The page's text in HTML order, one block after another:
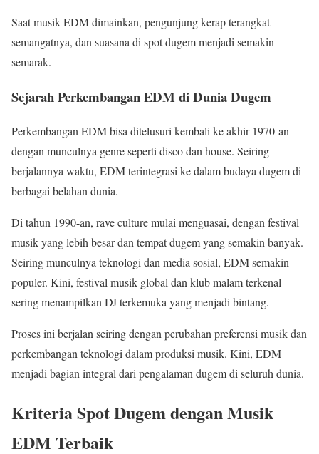
Saat musik EDM dimainkan, pengunjung kerap terangkat
semangatnya, dan suasana di spot dugem menjadi semakin
semarak.
Sejarah Perkembangan EDM di Dunia Dugem
Perkembangan EDM bisa ditelusuri kembali ke akhir 1970-an
dengan munculnya genre seperti disco dan house. Seiring
berjalannya waktu, EDM terintegrasi ke dalam budaya dugem di
berbagai belahan dunia.
Di tahun 1990-an, rave culture mulai menguasai, dengan festival
musik yang lebih besar dan tempat dugem yang semakin banyak.
Seiring munculnya teknologi dan media sosial, EDM semakin
populer. Kini, festival musik global dan klub malam terkenal
sering menampilkan DJ terkemuka yang menjadi bintang.
Proses ini berjalan seiring dengan perubahan preferensi musik dan
perkembangan teknologi dalam produksi musik. Kini, EDM
menjadi bagian integral dari pengalaman dugem di seluruh dunia.
Kriteria Spot Dugem dengan Musik
EDM Terbaik